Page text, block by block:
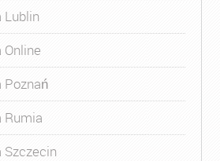
Lublin
Rumia